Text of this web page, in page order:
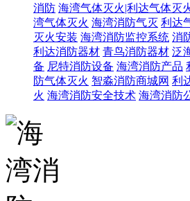
消防 海湾气体灭火|利达气体灭
湾气体灭火 海湾消防气灭 利达
灭火安装 海湾消防监控系统 消
利达消防器材 青鸟消防器材 泛
备 尼特消防设备 海湾消防产品
防气体灭火 智淼消防商城网 利
火 海湾消防安全技术 海湾消防